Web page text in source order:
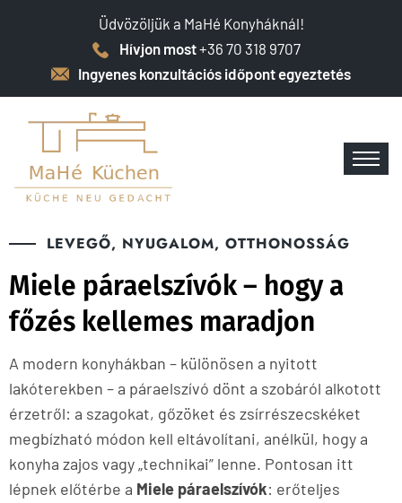
Üdvözöljük a MaHé Konyháknál!
Hívjon most+36 70 318 9707
Ingyenes konzultációs időpont egyeztetés
LEVEGŐ, NYUGALOM, OTTHONOSSÁG
Miele páraelszívók – hogy a
főzés kellemes maradjon
A modern konyhákban – különösen a nyitott
lakóterekben – a páraelszívó dönt a szobáról alkotott
érzetről: a szagokat, gőzöket és zsírrészecskéket
megbízható módon kell eltávolítani, anélkül, hogy a
konyha zajos vagy „technikai” lenne. Pontosan itt
lépnek előtérbe a Miele páraelszívók: erőteljes